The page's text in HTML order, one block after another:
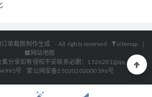
订单截图制作生成 - All rights reserved sitemap
网站地图
分享如有侵权不妥联系必删：1526281@qq.com
号
蒙公网安备15020202000396号